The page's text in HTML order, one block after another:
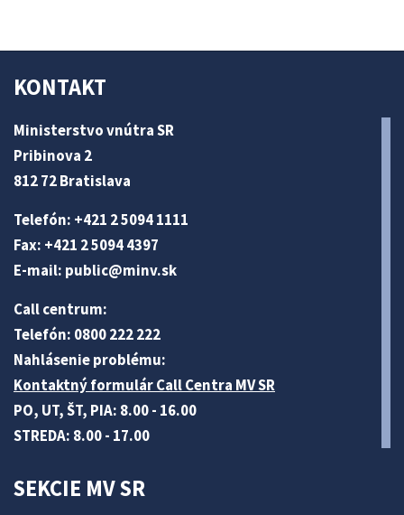
KONTAKT
Ministerstvo vnútra SR
Pribinova 2
812 72 Bratislava
Telefón: +421 2 5094 1111
Fax: +421 2 5094 4397
E-mail: public@minv.sk
Call centrum:
Telefón: 0800 222 222
Nahlásenie problému:
Kontaktný formulár Call Centra MV SR
PO, UT, ŠT, PIA: 8.00 - 16.00
STREDA: 8.00 - 17.00
SEKCIE MV SR